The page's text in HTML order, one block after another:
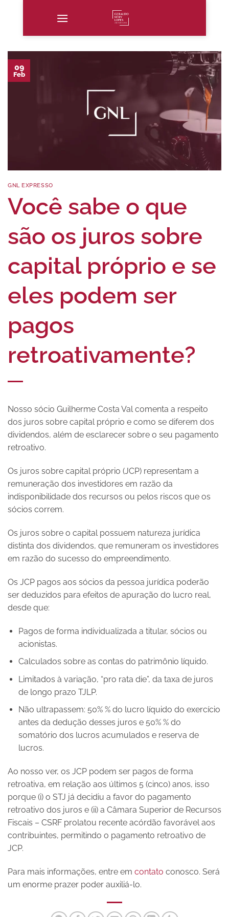
09
Feb
GNL EXPRESSO
Você sabe o que
são os juros sobre
capital próprio e se
eles podem ser
pagos
retroativamente?
Nosso sócio Guilherme Costa Val comenta a respeito
dos juros sobre capital próprio e como se diferem dos
dividendos, além de esclarecer sobre o seu pagamento
retroativo.
Os juros sobre capital próprio (JCP) representam a
remuneração dos investidores em razão da
indisponibilidade dos recursos ou pelos riscos que os
sócios correm.
Os juros sobre o capital possuem natureza jurídica
distinta dos dividendos, que remuneram os investidores
em razão do sucesso do empreendimento.
Os JCP pagos aos sócios da pessoa jurídica poderão
ser deduzidos para efeitos de apuração do lucro real,
desde que:
Pagos de forma individualizada a titular, sócios ou
acionistas.
Calculados sobre as contas do patrimônio líquido.
Limitados à variação, “pro rata die”, da taxa de juros
de longo prazo TJLP.
Não ultrapassem: 50% % do lucro líquido do exercício
antes da dedução desses juros e 50% % do
somatório dos lucros acumulados e reserva de
lucros.
Ao nosso ver, os JCP podem ser pagos de forma
retroativa, em relação aos últimos 5 (cinco) anos, isso
porque (i) o STJ já decidiu a favor do pagamento
retroativo dos juros e (ii) a Câmara Superior de Recursos
Fiscais – CSRF prolatou recente acórdão favorável aos
contribuintes, permitindo o pagamento retroativo de
JCP.
Para mais informações, entre em contato conosco. Será
um enorme prazer poder auxiliá-lo.